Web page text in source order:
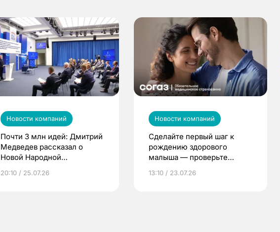
Новости компаний
Почти 3 млн идей: Дмитрий
Медведев рассказал о
Новой Народной
20:10 / 25.07.26
Новости компаний
Сделайте первый шаг к
рождению здорового
малыша — проверьте
по ОМС!
13:10 / 23.07.26